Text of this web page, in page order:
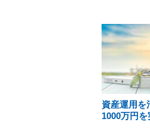
資産運用を
1000万円を